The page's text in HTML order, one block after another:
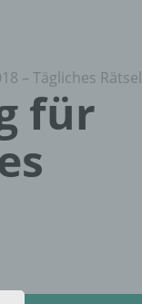
– Tägliches Rätsel
für